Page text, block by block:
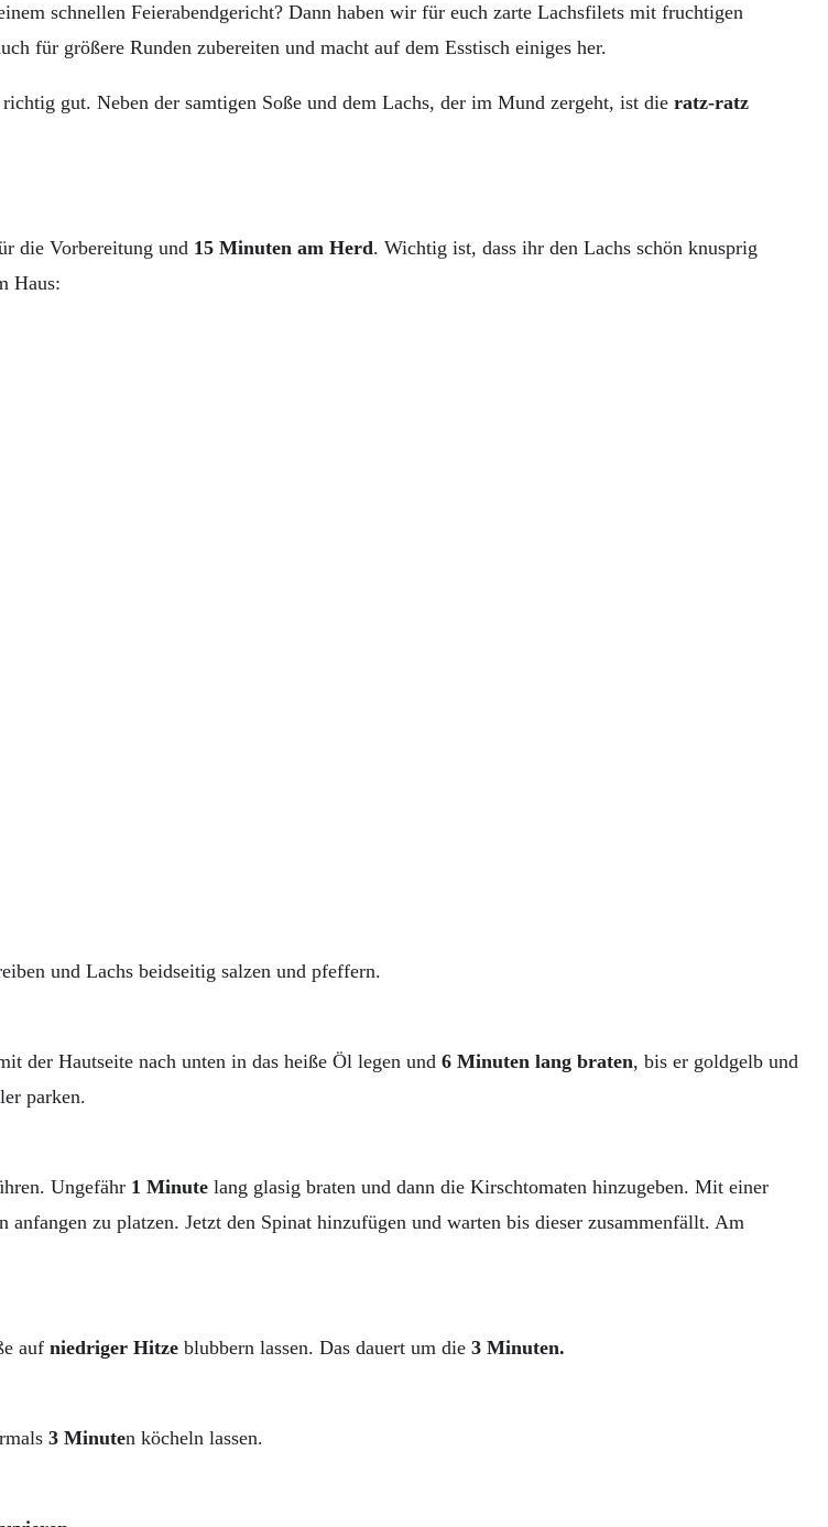
schnellen Feierabendgericht? Dann haben wir für euch zarte Lachsfilets mit fruchtigen
für größere Runden zubereiten und macht auf dem Esstisch einiges her.
gut. Neben der samtigen Soße und dem Lachs, der im Mund zergeht, ist die ratz-ratz
die Vorbereitung und 15 Minuten am Herd. Wichtig ist, dass ihr den Lachs schön knusprig
Haus:
und Lachs beidseitig salzen und pfeffern.
der Hautseite nach unten in das heiße Öl legen und 6 Minuten lang braten, bis er goldgelb und
parken.
Ungefähr 1 Minute lang glasig braten und dann die Kirschtomaten hinzugeben. Mit einer
zu platzen. Jetzt den Spinat hinzufügen und warten bis dieser zusammenfällt. Am
auf niedriger Hitze blubbern lassen. Das dauert um die 3 Minuten.
3 Minuten köcheln lassen.